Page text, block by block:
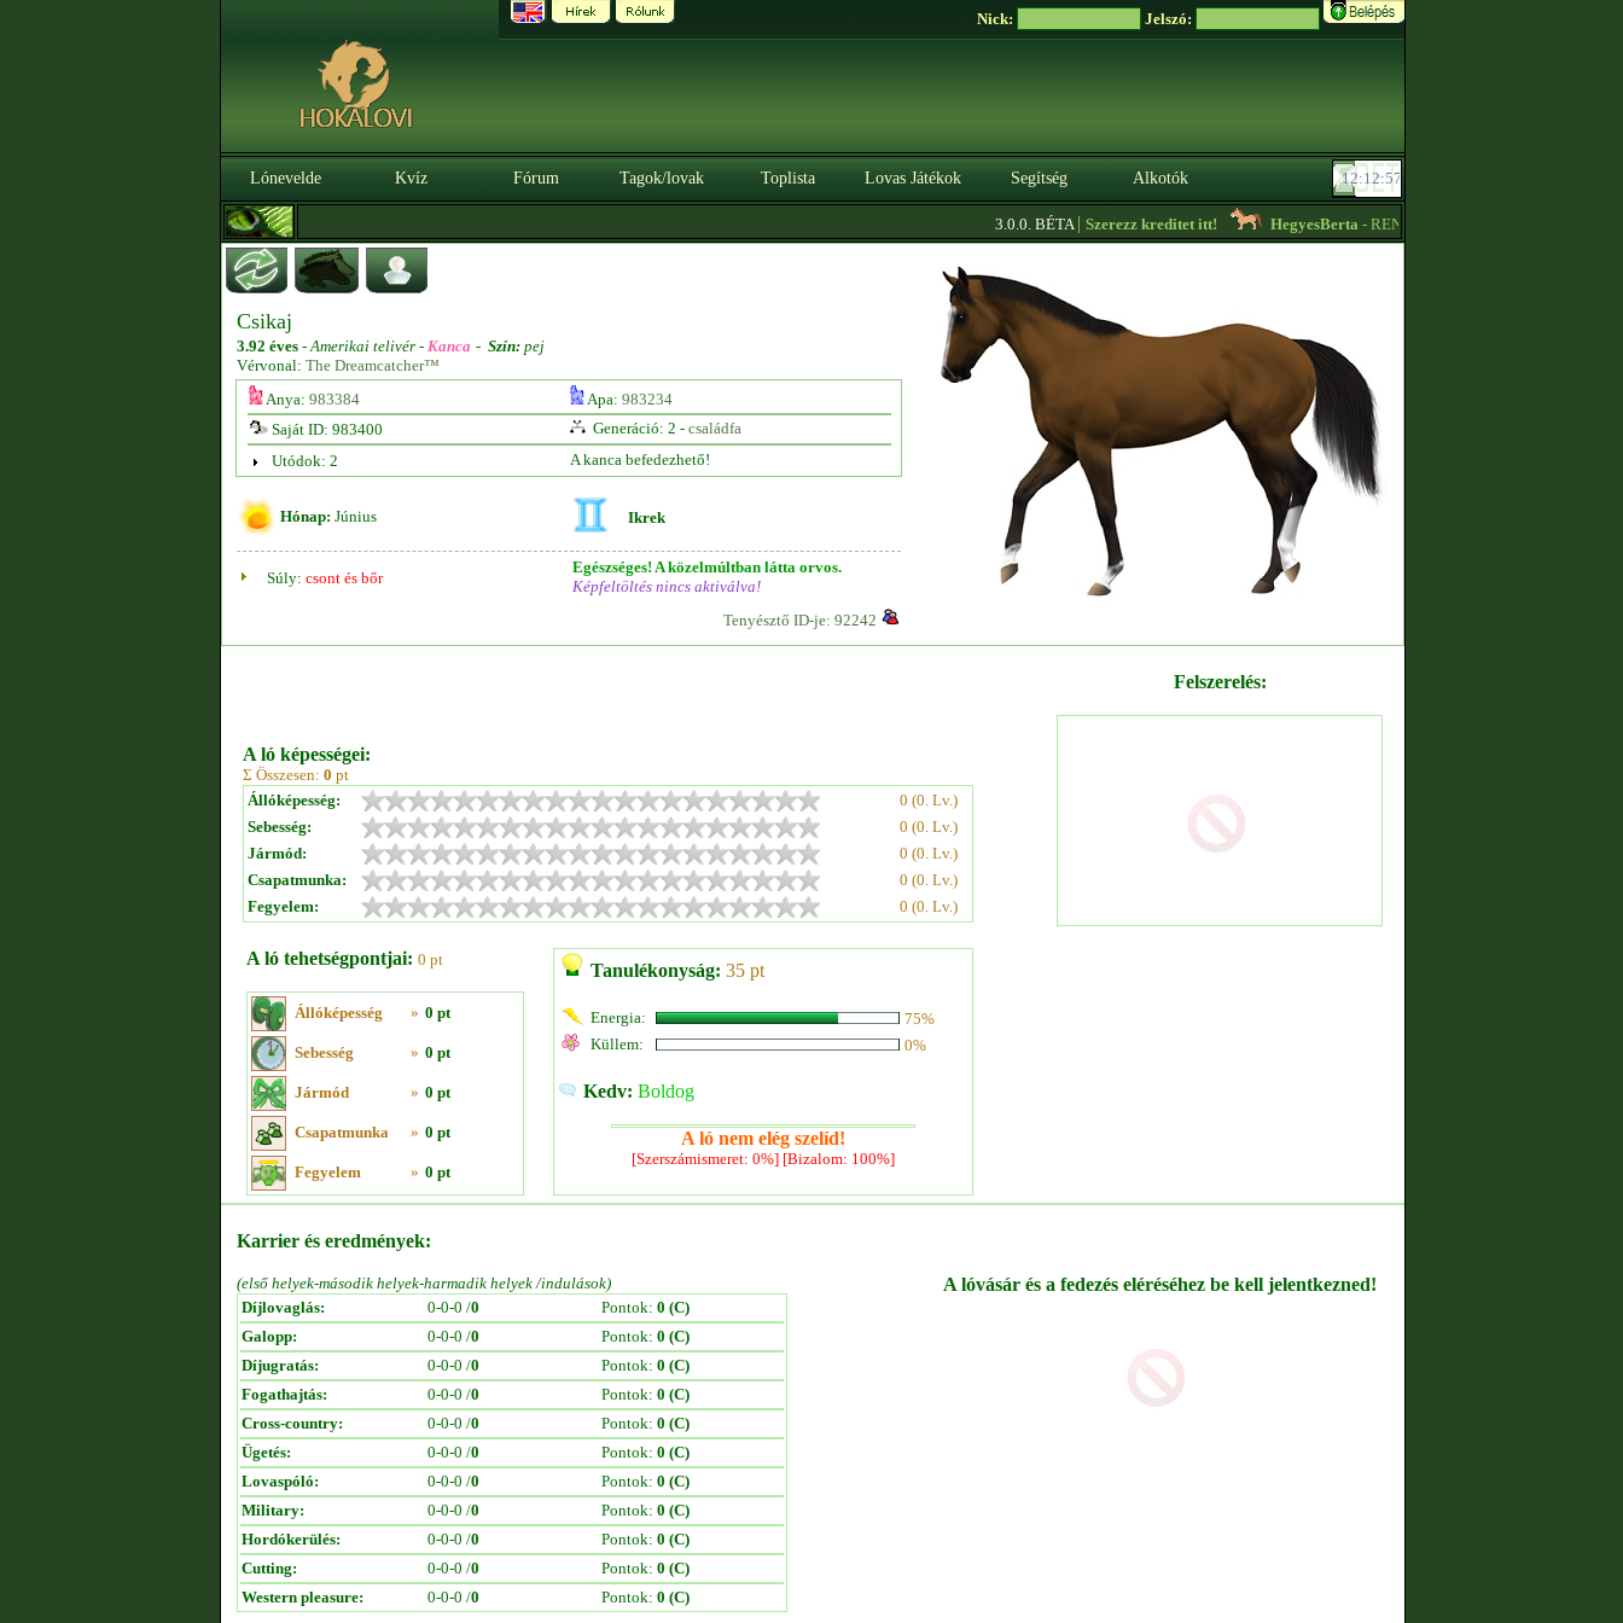
Nick: Jelszó:
Lónevelde Kvíz Fórum Tagok/lovak Toplista Lovas Játékok Segítség Alkotók
3.0.0. BÉTA|Szerezz kreditet itt! HegyesBerta- RENDELHETŐ LOVAK! Részletek a
Csikaj
3.92 éves -Amerikai telivér - Kanca - Szín: pej
Vérvonal: The Dreamcatcher™
Anya: 983384 Apa: 983234
Saját ID: 983400
Generáció: 2 - családfa
Utódok: 2
A kanca befedezhető!
Hónap: Június Ikrek
Súly: csont és bőr
Egészséges! A közelmúltban látta orvos.
Képfeltöltés nincs aktiválva!
Tenyésztő ID-je: 92242
A ló képességei:
Σ Összesen: 0 pt
Állóképesség:
0 (0. Lv.)
Sebesség:
0 (0. Lv.)
Jármód:
0 (0. Lv.)
Csapatmunka:
0 (0. Lv.)
Fegyelem:
0 (0. Lv.)
A ló tehetségpontjai: 0 pt
Állóképesség » 0 pt
Sebesség » 0 pt
Jármód » 0 pt
Csapatmunka » 0 pt
Fegyelem » 0 pt
Tanulékonyság: 35 pt
Energia:
75%
Küllem:
0%
Kedv: Boldog
A ló nem elég szelíd!
[Szerszámismeret: 0%] [Bizalom: 100%]
Felszerelés:
Karrier és eredmények:
(első helyek-második helyek-harmadik helyek /indulások)
Díjlovaglás:
0-0-0 /0 Pontok: 0 (C)
Galopp:
0-0-0 /0 Pontok: 0 (C)
Díjugratás:
0-0-0 /0 Pontok: 0 (C)
Fogathajtás:
0-0-0 /0 Pontok: 0 (C)
Cross-country:
0-0-0 /0 Pontok: 0 (C)
Ügetés:
0-0-0 /0 Pontok: 0 (C)
Lovaspóló:
0-0-0 /0 Pontok: 0 (C)
Military:
0-0-0 /0 Pontok: 0 (C)
Hordókerülés:
0-0-0 /0 Pontok: 0 (C)
Cutting:
0-0-0 /0 Pontok: 0 (C)
Western pleasure:
0-0-0 /0 Pontok: 0 (C)
A lóvásár és a fedezés eléréséhez be kell jelentkezned!